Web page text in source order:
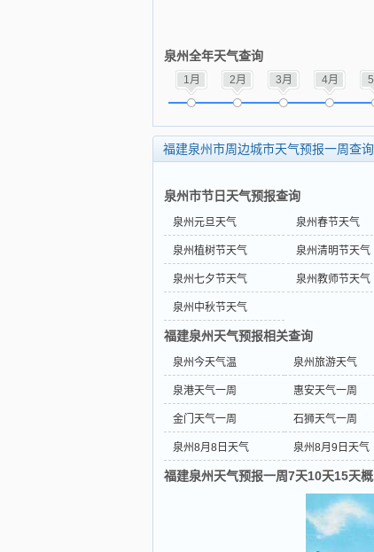
泉州全年天气查询
1月 2月 3月 4月
福建泉州市周边城市天气预报一周查询
泉州市节日天气预报查询
泉州元旦天气 泉州春节天气
泉州植树节天气 泉州清明节天气
泉州七夕节天气 泉州教师节天气
泉州中秋节天气
福建泉州天气预报相关查询
泉州今天气温 泉州旅游天气
泉港天气一周 惠安天气一周
金门天气一周 石狮天气一周
泉州8月8日天气 泉州8月9日天气
福建泉州天气预报一周7天10天15天